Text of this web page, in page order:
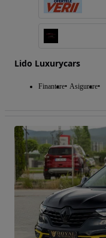
Lido Luxurycars
Finantare Asigurare